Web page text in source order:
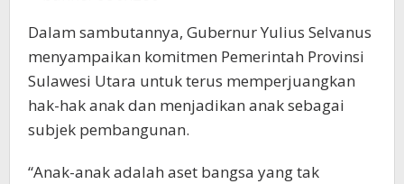
Dalam sambutannya, Gubernur Yulius Selvanus
menyampaikan komitmen Pemerintah Provinsi
Sulawesi Utara untuk terus memperjuangkan
hak-hak anak dan menjadikan anak sebagai
subjek pembangunan.
“Anak-anak adalah aset bangsa yang tak